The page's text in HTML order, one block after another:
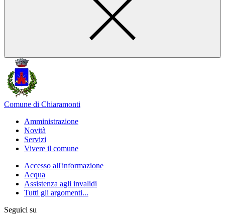
Comune di Chiaramonti
Amministrazione
Novità
Servizi
Vivere il comune
Accesso all'informazione
Acqua
Assistenza agli invalidi
Tutti gli argomenti...
Seguici su